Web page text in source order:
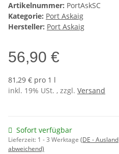
Artikelnummer: PortAskSC
Kategorie: Port Askaig
Hersteller: Port Askaig
56,90 €
81,29 € pro 1 l
inkl. 19% USt. , zzgl. Versand
Sofort verfügbar
Lieferzeit: 1 - 3 Werktage (DE - Ausland
abweichend)